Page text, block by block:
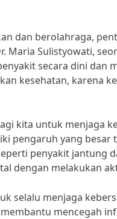
dan berolahraga,
Maria Sulistyowati,
secara dini dan
kesehatan, karena
kita untuk menjaga
pengaruh yang besar
penyakit jantung
dengan melakukan
selalu menjaga
mencegah